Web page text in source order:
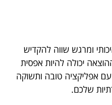
ומרגש שווה להקדיש
יכולה להיות אפסית
אפליקציה טובה ותשוקה
שלכם.